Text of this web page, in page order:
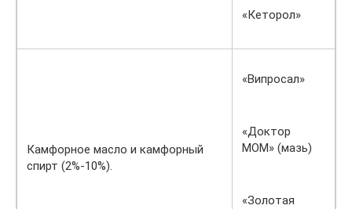
«Кеторол»
Камфорное масло и камфорный
спирт (2%-10%).
«Випросал»
«Доктор
МОМ» (мазь)
«Золотая